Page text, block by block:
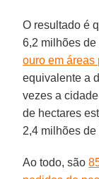
O resultado é
6,2 milhões
ouro em áreas
equivalente a
vezes a
de hectares
2,4 milhões
Ao todo, são